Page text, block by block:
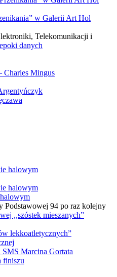
w Galerii Art Hol
Telekomunikacji i
danych
Charles Mingus
Podstawowej 94 po raz kolejny
,,szóstek mieszanych”
lekkoatletycznych”
SMS Marcina Gortata
finiszu